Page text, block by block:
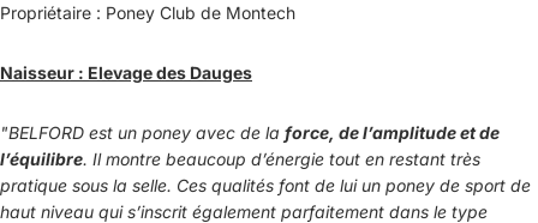
Propriétaire : Poney Club de Montech
Naisseur : Elevage des Dauges
"BELFORD est un poney avec de la force, de l’amplitude et de
l’équilibre. Il montre beaucoup d’énergie tout en restant très
pratique sous la selle. Ces qualités font de lui un poney de sport de
haut niveau qui s’inscrit également parfaitement dans le type